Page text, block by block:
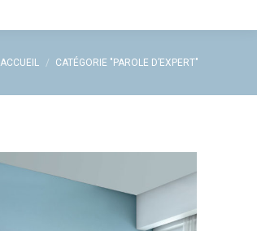
Vous êtes ici :
ACCUEIL CATÉGORIE "PAROLE D’EXPERT"